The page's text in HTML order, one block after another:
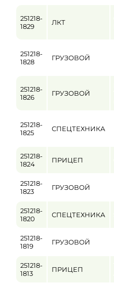
251218-
1829
ЛКТ
251218-
1828
ГРУЗОВОЙ
251218-
1826
ГРУЗОВОЙ
251218-
1825
СПЕЦТЕХНИКА
251218-
1824
ПРИЦЕП
251218-
1823
ГРУЗОВОЙ
251218-
1820
СПЕЦТЕХНИКА
251218-
1819
ГРУЗОВОЙ
251218-
1813
ПРИЦЕП